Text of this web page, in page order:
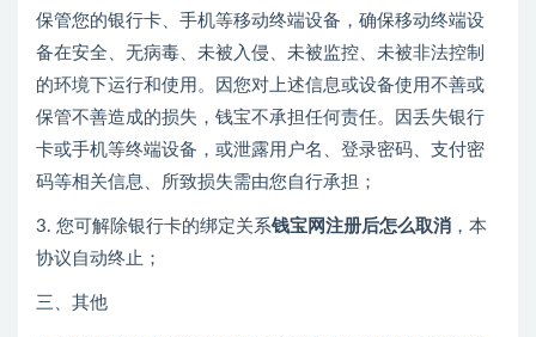
保管您的银行卡、手机等移动终端设备，确保移动终端设
备在安全、无病毒、未被入侵、未被监控、未被非法控制
的环境下运行和使用。因您对上述信息或设备使用不善或
保管不善造成的损失，钱宝不承担任何责任。因丢失银行
卡或手机等终端设备，或泄露用户名、登录密码、支付密
码等相关信息、所致损失需由您自行承担；
3. 您可解除银行卡的绑定关系钱宝网注册后怎么取消 ，本
协议自动终止；
三、其他